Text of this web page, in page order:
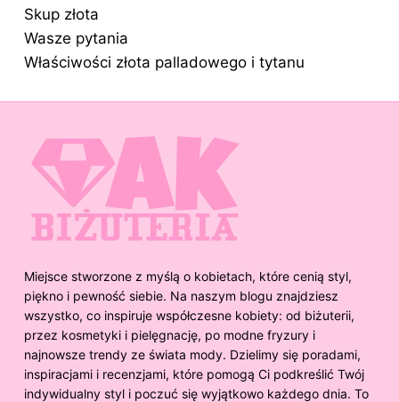
Skup złota
Wasze pytania
Właściwości złota palladowego i tytanu
Miejsce stworzone z myślą o kobietach, które cenią styl,
piękno i pewność siebie. Na naszym blogu znajdziesz
wszystko, co inspiruje współczesne kobiety: od biżuterii,
przez kosmetyki i pielęgnację, po modne fryzury i
najnowsze trendy ze świata mody. Dzielimy się poradami,
inspiracjami i recenzjami, które pomogą Ci podkreślić Twój
indywidualny styl i poczuć się wyjątkowo każdego dnia. To